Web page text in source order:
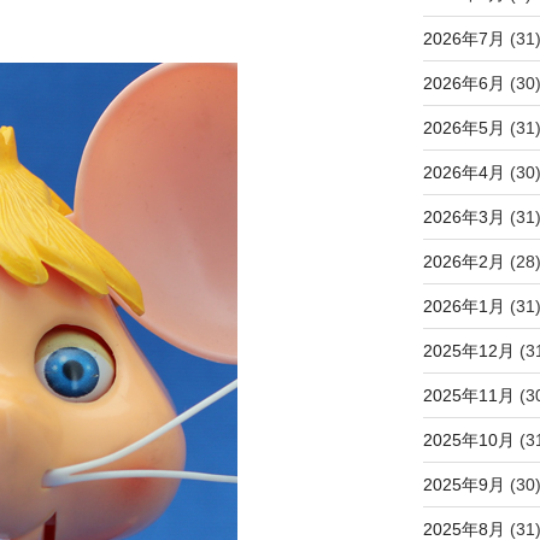
2026年7月 (31)
2026年6月 (30)
2026年5月 (31)
2026年4月 (30)
2026年3月 (31)
2026年2月 (28)
2026年1月 (31)
2025年12月
2025年11月
2025年10月
2025年9月 (30)
2025年8月 (31)